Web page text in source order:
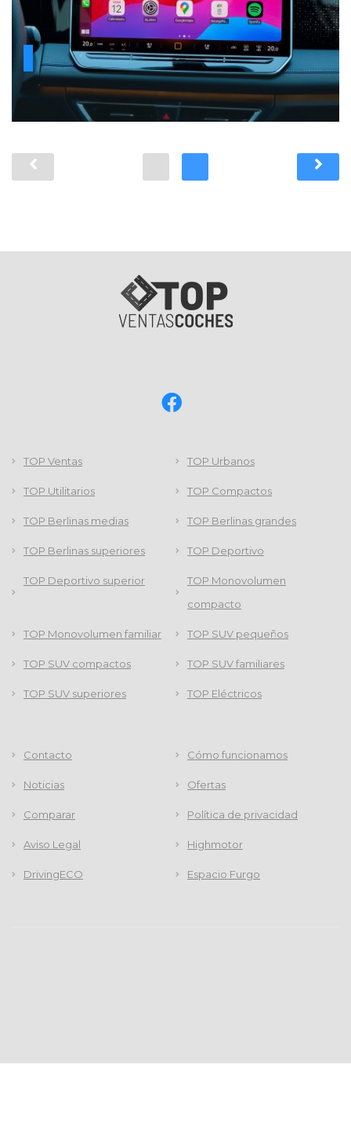
TOP Ventas TOP Urbanos
TOP Utilitarios TOP Compactos
TOP Berlinas medias TOP Berlinas grandes
TOP Berlinas superiores TOP Deportivo
TOP Deportivo superior
TOP Monovolumen
compacto
TOP Monovolumen familiar TOP SUV pequeños
TOP SUV compactos TOP SUV familiares
TOP SUV superiores TOP Eléctricos
Contacto Cómo funcionamos
Noticias Ofertas
Comparar Política de privacidad
Aviso Legal Highmotor
DrivingECO Espacio Furgo